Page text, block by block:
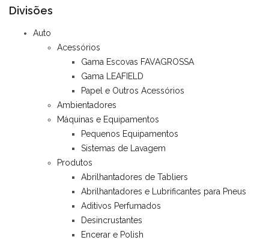
Divisões
Auto
Acessórios
Gama Escovas FAVAGROSSA
Gama LEAFIELD
Papel e Outros Acessórios
Ambientadores
Máquinas e Equipamentos
Pequenos Equipamentos
Sistemas de Lavagem
Produtos
Abrilhantadores de Tabliers
Abrilhantadores e Lubrificantes para Pneus
Aditivos Perfumados
Desincrustantes
Encerar e Polish